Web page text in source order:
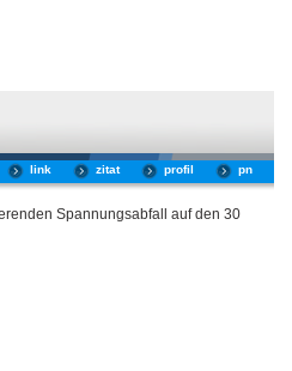
pn
profil
zitat
link
Spannungsabfall auf den 30